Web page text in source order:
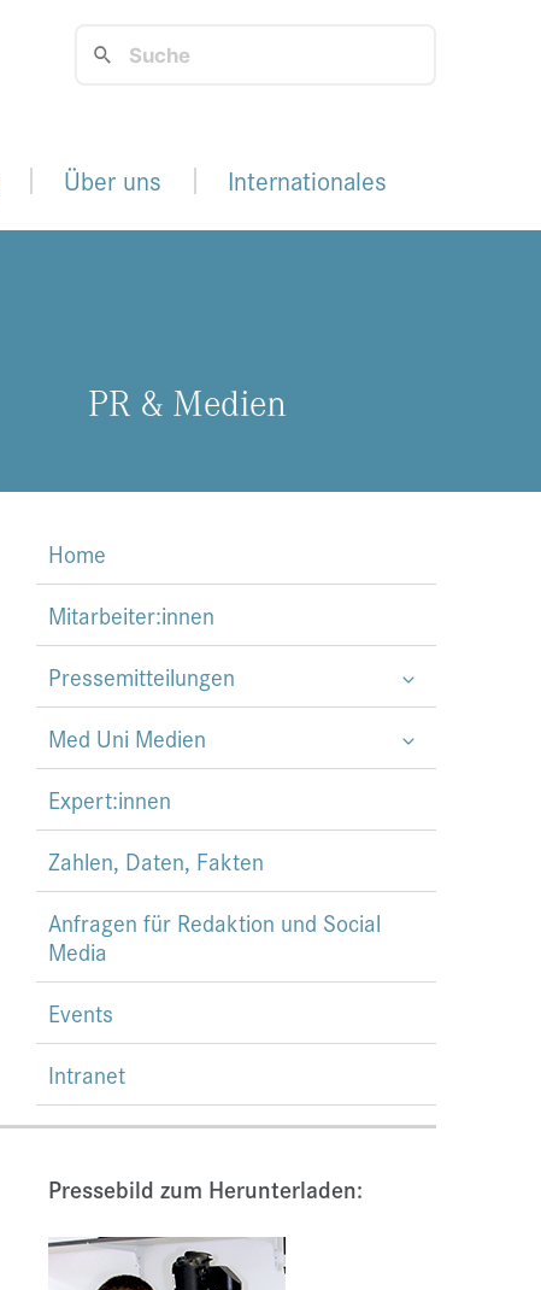
Über uns Internationales
PR & Me­di­en
Home
Mitarbeiter:innen
Pressemitteilungen
Med Uni Medien
Expert:innen
Zahlen, Daten, Fakten
Anfragen für Redaktion und Social
Media
Events
Intranet
Pressebild zum Herunterladen: